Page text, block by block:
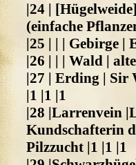
|24 |
(einfache
|25 | | | Gebirge |
|26 | | | Wald |
|27 | Erding | Sir
|1 |1 |1
|28 |Larrenvein
Kundschafterin
Pilzzucht |1 |1 |1